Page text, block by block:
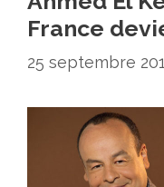
France
25 septembre